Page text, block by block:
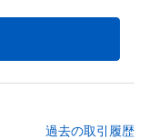
過去の取引履歴